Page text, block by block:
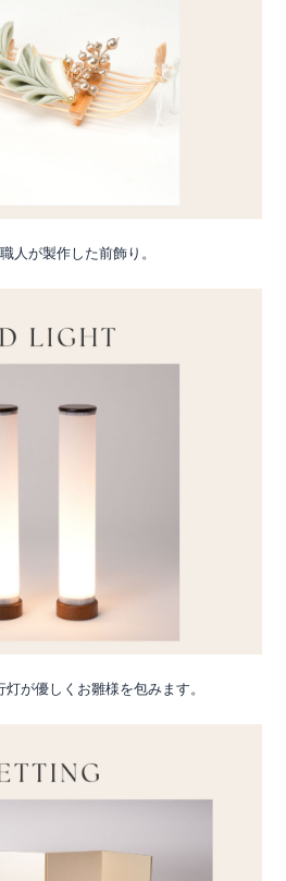
人が製作した前飾り。
が優しくお雛様を包みます。